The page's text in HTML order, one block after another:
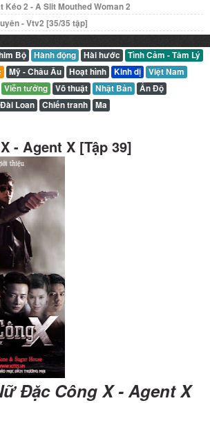
2 - A Slit Mouthed Woman 2
- Vtv2 [35/35 tập]
Bộ Hành động Hài hước
Tình Cảm - Tâm Lý
Mỹ - Châu Âu Hoạt hình Kinh dị
Việt Nam
Viễn tưởng Võ thuật Nhật Bản
Ấn Độ
Đài Loan Chiến tranh Ma
- Agent X [Tập 39]
Đặc Công X - Agent X